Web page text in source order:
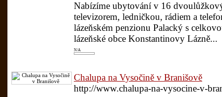
Nabízíme ubytování v 16
televizorem, ledničkou, rádiem a
lázeňském penzionu Palacký s
lázeňské obce Konstantinovy Lázně...
N/A
Chalupa na Vysočině v Branišově
http://www.chalupa-na-vysocine-v-